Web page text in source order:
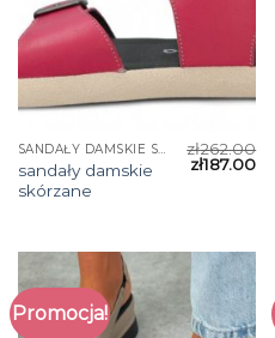
SANDAŁY DAMSKIE SKÓRZANE
sandały damskie
skórzane
zł262.00
zł187.00
Promocja!